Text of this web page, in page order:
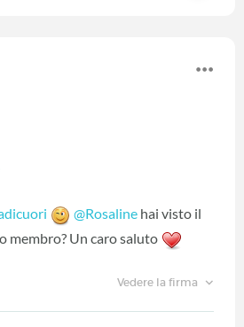
@Rosaline ‍ hai visto il
membro? Un caro saluto
Vedere la firma